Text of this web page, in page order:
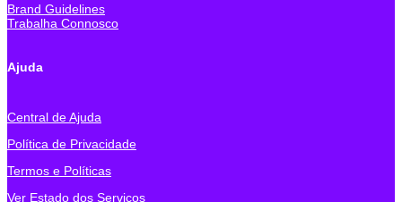
Brand Guidelines
Trabalha Connosco
Ajuda
Central de Ajuda
Política de Privacidade
Termos e Políticas
Ver Estado dos Serviços